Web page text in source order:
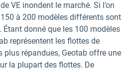
VE inondent le marché. Si l’on
à 200 modèles différents sont
Étant donné que les 100 modèles
représentent les flottes de
plus répandues, Geotab offre une
la plupart des flottes. De